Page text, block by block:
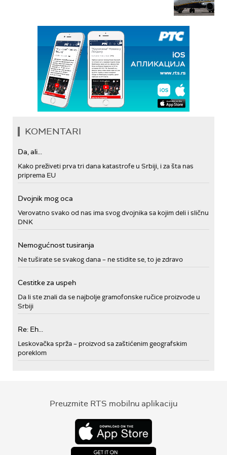
KOMENTARI
Da, ali...
Kako preživeti prva tri dana katastrofe u Srbiji, i za šta nas
priprema EU
Dvojnik mog oca
Verovatno svako od nas ima svog dvojnika sa kojim deli i sličnu
DNK
Nemogućnost tusiranja
Ne tuširate se svakog dana – ne stidite se, to je zdravo
Cestitke za uspeh
Da li ste znali da se najbolje gramofonske ručice proizvode u
Srbiji
Re: Eh...
Leskovačka sprža – proizvod sa zaštićenim geografskim
poreklom
Preuzmite RTS mobilnu aplikaciju